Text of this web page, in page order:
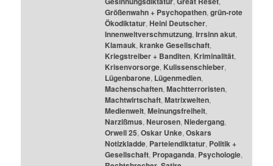
Größenwahn + Psychopathen, grün-rote
Ökodiktatur, Heini Deutscher,
Innenweltverschmutzung, Irrsinn akut,
Klamauk, kranke Gesellschaft,
Kriegstreiber + Banditen, Kriminalität,
Krisenvorsorge, Kulissenschieber,
Lügenbarone, Lügenmedien,
Machenschaften, Machtterroristen,
Machtwirtschaft, Matrixwelten,
Medienwelt, Meinungsfreiheit,
Narzißmus, Neurosen, Niedergang,
Orwell 25, Oskar Unke, Oskars
Notizkladde, Parteiendiktatur, Politik +
Gesellschaft, Propaganda, Psychologie,